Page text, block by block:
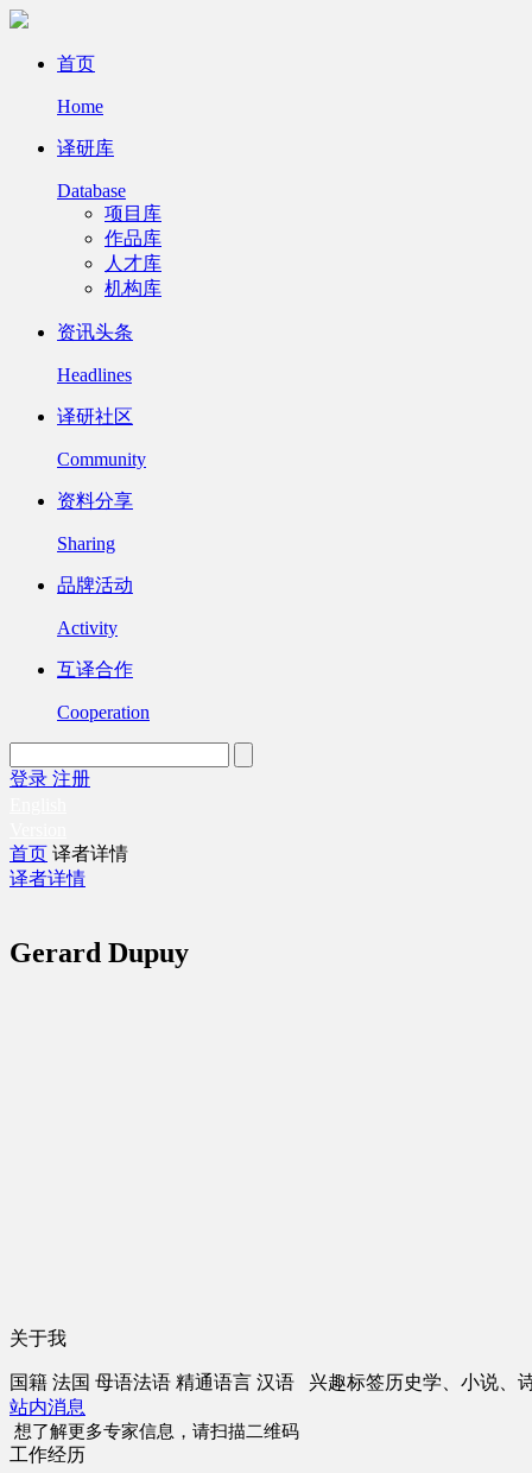
首页
Home
译研库
Database
项目库
作品库
人才库
机构库
资讯头条
Headlines
译研社区
Community
资料分享
Sharing
品牌活动
Activity
互译合作
Cooperation
登录 注册
首页 译者详情
译者详情
Gerard Dupuy
关于我
国籍 法国 母语法语 精通语言 汉语 兴趣标签历史学、小说、
站内消息
想了解更多专家信息，请扫描二维码
工作经历